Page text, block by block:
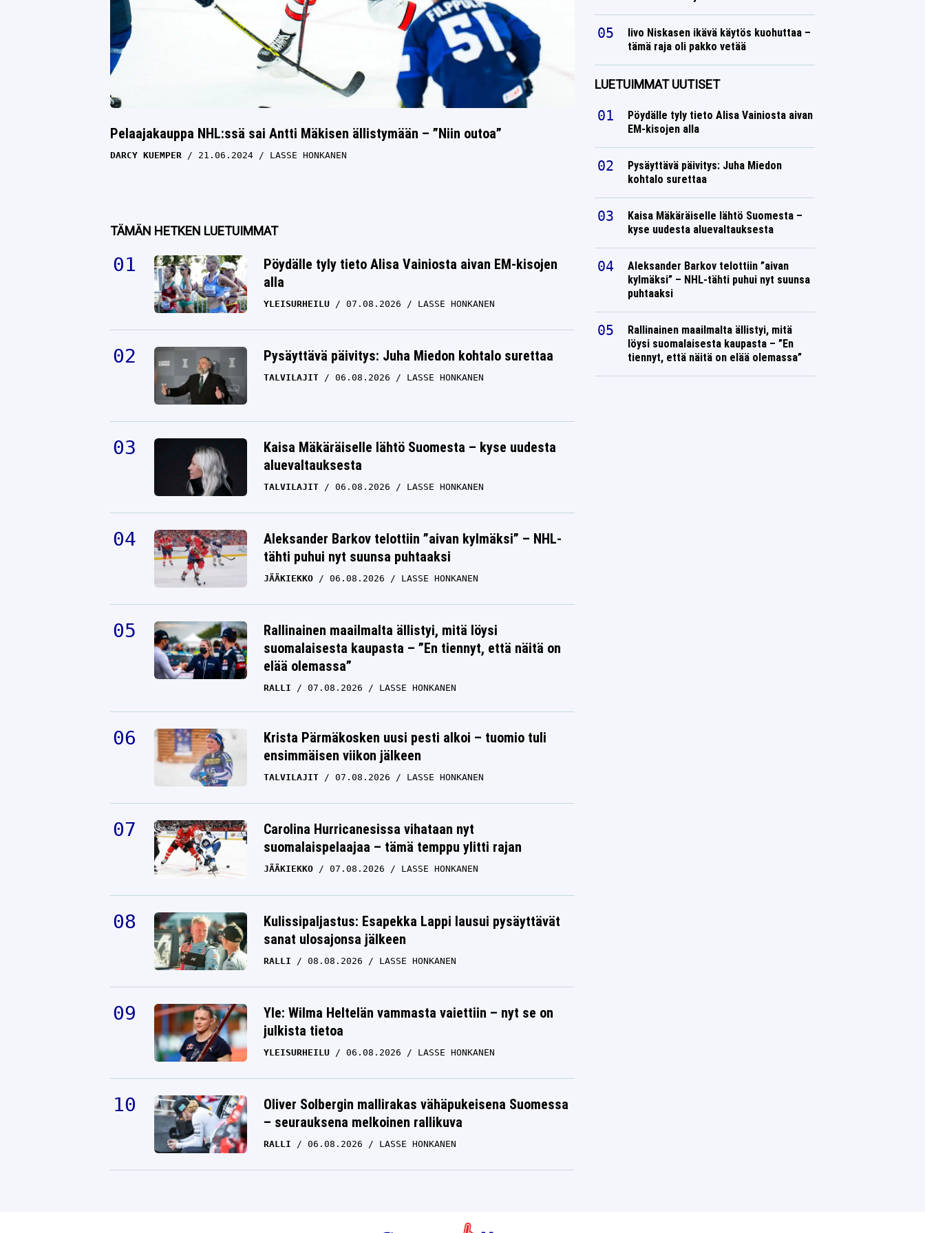
Pelaajakauppa NHL:ssä sai Antti Mäkisen ällistymään – ”Niin outoa”
DARCY KUEMPER 21.06.2024 LASSE HONKANEN
TÄMÄN HETKEN LUETUIMMAT
Pöydälle tyly tieto Alisa Vainiosta aivan EM-kisojen
alla
YLEISURHEILU 07.08.2026 LASSE HONKANEN
Pysäyttävä päivitys: Juha Miedon kohtalo surettaa
TALVILAJIT 06.08.2026 LASSE HONKANEN
Kaisa Mäkäräiselle lähtö Suomesta – kyse uudesta
aluevaltauksesta
TALVILAJIT 06.08.2026 LASSE HONKANEN
Aleksander Barkov telottiin ”aivan kylmäksi” – NHL-
tähti puhui nyt suunsa puhtaaksi
JÄÄKIEKKO 06.08.2026 LASSE HONKANEN
Rallinainen maailmalta ällistyi, mitä löysi
suomalaisesta kaupasta – ”En tiennyt, että näitä on
elää olemassa”
RALLI 07.08.2026 LASSE HONKANEN
Krista Pärmäkosken uusi pesti alkoi – tuomio tuli
ensimmäisen viikon jälkeen
TALVILAJIT 07.08.2026 LASSE HONKANEN
Carolina Hurricanesissa vihataan nyt
suomalaispelaajaa – tämä temppu ylitti rajan
JÄÄKIEKKO 07.08.2026 LASSE HONKANEN
Kulissipaljastus: Esapekka Lappi lausui pysäyttävät
sanat ulosajonsa jälkeen
RALLI 08.08.2026 LASSE HONKANEN
Yle: Wilma Heltelän vammasta vaiettiin – nyt se on
julkista tietoa
YLEISURHEILU 06.08.2026 LASSE HONKANEN
Oliver Solbergin mallirakas vähäpukeisena Suomessa
– seurauksena melkoinen rallikuva
RALLI 06.08.2026 LASSE HONKANEN
Iivo Niskasen ikävä käytös kuohuttaa –
tämä raja oli pakko vetää
LUETUIMMAT UUTISET
Pöydälle tyly tieto Alisa Vainiosta aivan
EM-kisojen alla
Pysäyttävä päivitys: Juha Miedon
kohtalo surettaa
Kaisa Mäkäräiselle lähtö Suomesta –
kyse uudesta aluevaltauksesta
Aleksander Barkov telottiin ”aivan
kylmäksi” – NHL-tähti puhui nyt suunsa
puhtaaksi
Rallinainen maailmalta ällistyi, mitä
löysi suomalaisesta kaupasta – ”En
tiennyt, että näitä on elää olemassa”